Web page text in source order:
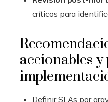
críticos para
accionables
Definir SLAs por